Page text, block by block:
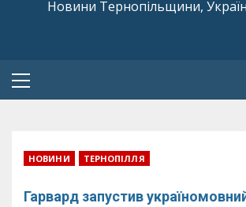
Новини Тернопільщини,
Primary
НОВИНИ ТЕРНОПІЛЛЯ
Гарвард запустив